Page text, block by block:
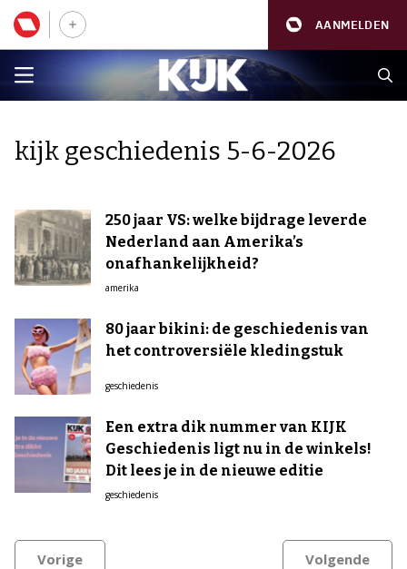
AANMELDEN
kijk geschiedenis 5-6-2026
250 jaar VS: welke bijdrage leverde
Nederland aan Amerika’s
onafhankelijkheid?
amerika
80 jaar bikini: de geschiedenis van
het controversiële kledingstuk
geschiedenis
Een extra dik nummer van KIJK
Geschiedenis ligt nu in de winkels!
Dit lees je in de nieuwe editie
geschiedenis
Vorige Volgende